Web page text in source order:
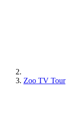
Zoo TV Tour